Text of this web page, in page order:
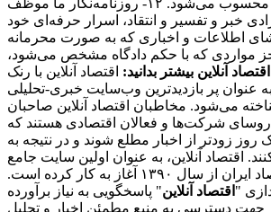
روزنامه‌نگاران ما محسوب می‌شود. ۱۲- روزنامه‌نگار ما موظف
خبر و تفسیر و انتقاد، اسرار حرفه‌ای خود
اطلاعات و اخباری که به صورت محرمانه
مواردی که با حکم دادگاه مشخص می‌شود،
آنلاین بیشتر بدانید: اقتصاد آنلاین با رنک
به عنوان پر بازدیدترین وب‌سایت خبری-تحلیلی
می‌شود. مخاطبان اقتصاد آنلاین صاحبان
شرکت‌ها و فعالان اقتصادی هستند که
روز زودتر از اخبار مطلع شوند و در نتیجه به
اقتصاد آنلاین، به عنوان اولین سایت جامع
خبری-تحلیلی اقتصاد ایران از سال ۱۳۹۰ آغاز به کار کرده است.
" اقتصاد آنلاین" پاسخگویی به نیاز برآورده
جهت دسترسی به منبع مطمئن اخبار و تحلیل